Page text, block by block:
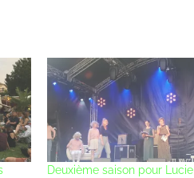
Deuxième saison pour Lucie